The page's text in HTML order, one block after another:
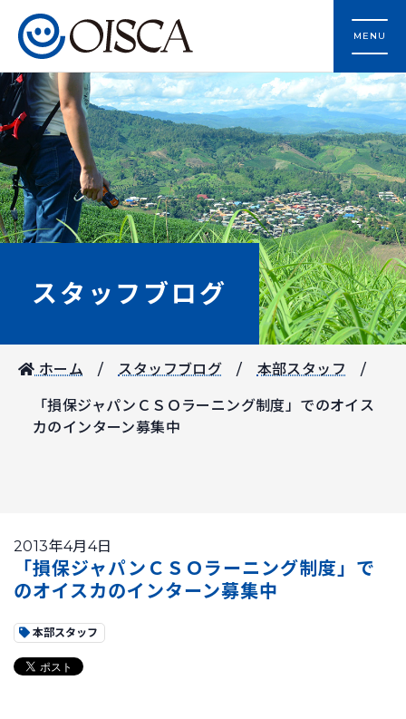
MENU
スタッフブログ
ホーム スタッフブログ 本部スタッフ
「損保ジャパンＣＳＯラーニング制度」でのオイス
カのインターン募集中
2013年4月4日
「損保ジャパンＣＳＯラーニング制度」で
のオイスカのインターン募集中
本部スタッフ